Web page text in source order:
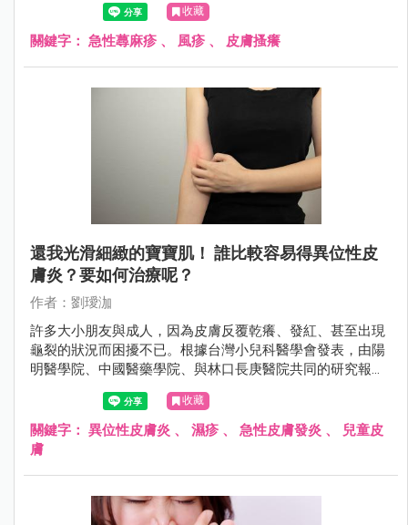
收藏
關鍵字： 急性蕁麻疹 、 風疹 、 皮膚搔癢
還我光滑細緻的寶寶肌！ 誰比較容易得異位性皮
膚炎？要如何治療呢？
作者：劉璦泇
許多大小朋友與成人，因為皮膚反覆乾癢、發紅、甚至出現
龜裂的狀況而困擾不已。根據台灣小兒科醫學會發表，由陽
明醫學院、中國醫藥學院、與林口長庚醫院共同的研究報告
指出，過去十年來，異位性皮膚炎在台灣的發生率有顯著逐
年上升的趨勢。
收藏
關鍵字： 異位性皮膚炎 、 濕疹 、 急性皮膚發炎 、
兒童皮
膚